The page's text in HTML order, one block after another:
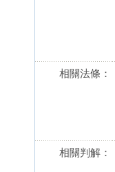
相關法條：
相關判解：